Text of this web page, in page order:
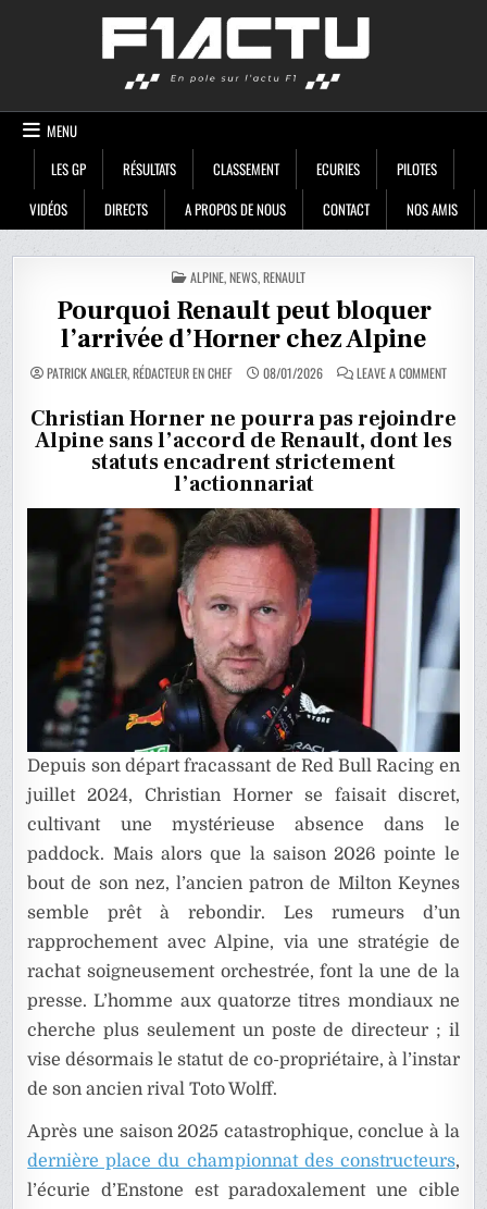
MENU
LES GP
RÉSULTATS CLASSEMENT ECURIES
PILOTES
VIDÉOS
DIRECTS A PROPOS DE NOUS CONTACT NOS AMIS
POSTED
IN
ALPINE,NEWS,RENAULT
Pourquoi Renault peut bloquer
l’arrivée d’Horner chez Alpine
PATRICK ANGLER, RÉDACTEUR EN CHEF 08/01/2026 LEAVE A COMMENTON
PEUT
Christian Horner ne pourra pas rejoindre
Alpine sans l’accord de Renault, dont les
statuts encadrent strictement
l’actionnariat
Depuis son départ fracassant de Red Bull Racing en
juillet 2024, Christian Horner se faisait discret,
cultivant une mystérieuse absence dans le
paddock. Mais alors que la saison 2026 pointe le
bout de son nez, l’ancien patron de Milton Keynes
semble prêt à rebondir. Les rumeurs d’un
rapprochement avec Alpine, via une stratégie de
rachat soigneusement orchestrée, font la une de la
presse. L’homme aux quatorze titres mondiaux ne
cherche plus seulement un poste de directeur ; il
vise désormais le statut de co-propriétaire, à l’instar
de son ancien rival Toto Wolff.
Après une saison 2025 catastrophique, conclue à la
dernière place du championnat des constructeurs,
l’écurie d’Enstone est paradoxalement une cible